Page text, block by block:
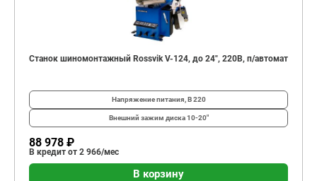
Станок шиномонтажный Rossvik V-124, до 24", 220В, п/автомат
Напряжение питания, В220
Внешний зажим диска10-20"
88 978 ₽
В кредит от 2 966/мес
В корзину